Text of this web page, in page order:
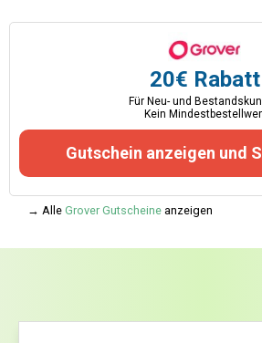
20€ Rabatt
Für Neu- und
Kein
Gutschein anzeigen und
→ Alle Grover Gutscheine anzeigen